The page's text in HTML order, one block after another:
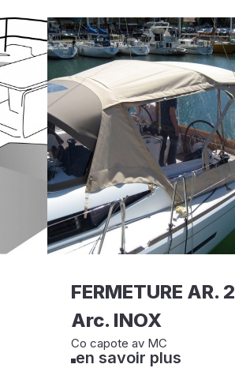
FERMETURE AR. 2
Arc. INOX
Co capote av MC
en savoir plus